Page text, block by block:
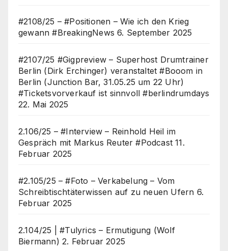
#2108/25 – #Positionen – Wie ich den Krieg
gewann #BreakingNews 6. September 2025
#2107/25 #Gigpreview – Superhost Drumtrainer
Berlin (Dirk Erchinger) veranstaltet #Booom in
Berlin (Junction Bar, 31.05.25 um 22 Uhr)
#Ticketsvorverkauf ist sinnvoll #berlindrumdays
22. Mai 2025
2.106/25 – #Interview – Reinhold Heil im
Gespräch mit Markus Reuter #Podcast 11.
Februar 2025
#2.105/25 – #Foto – Verkabelung – Vom
Schreibtischtäterwissen auf zu neuen Ufern 6.
Februar 2025
2.104/25 | #Tulyrics – Ermutigung (Wolf
Biermann) 2. Februar 2025